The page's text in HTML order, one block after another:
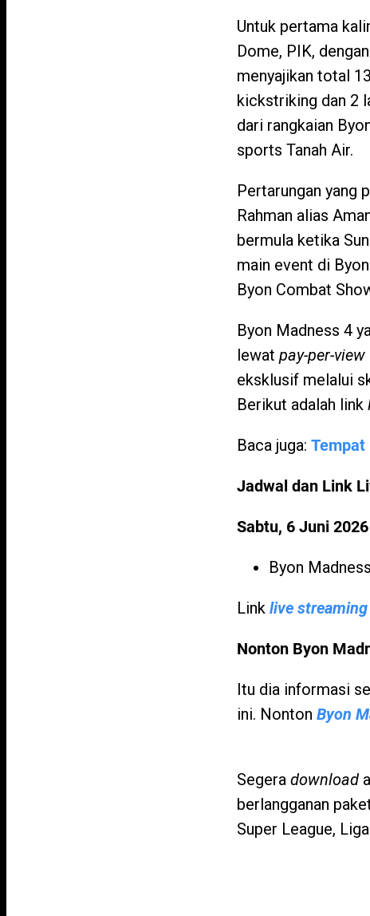
Untuk pertama
Dome, PIK,
menyajikan total
kickstriking dan 2
dari rangkaian
sports Tanah Air.
Pertarungan yang
Rahman alias
bermula ketika
main event di
Byon Combat
Byon Madness 4
lewat pay-per-view
eksklusif melalui
Berikut adalah link
Baca juga: Tempat
Jadwal dan Link
Sabtu, 6 Juni 2026
Byon
Link live
Nonton Byon
Itu dia informasi
ini. Nonton Byon
Segera download
berlangganan
Super League,